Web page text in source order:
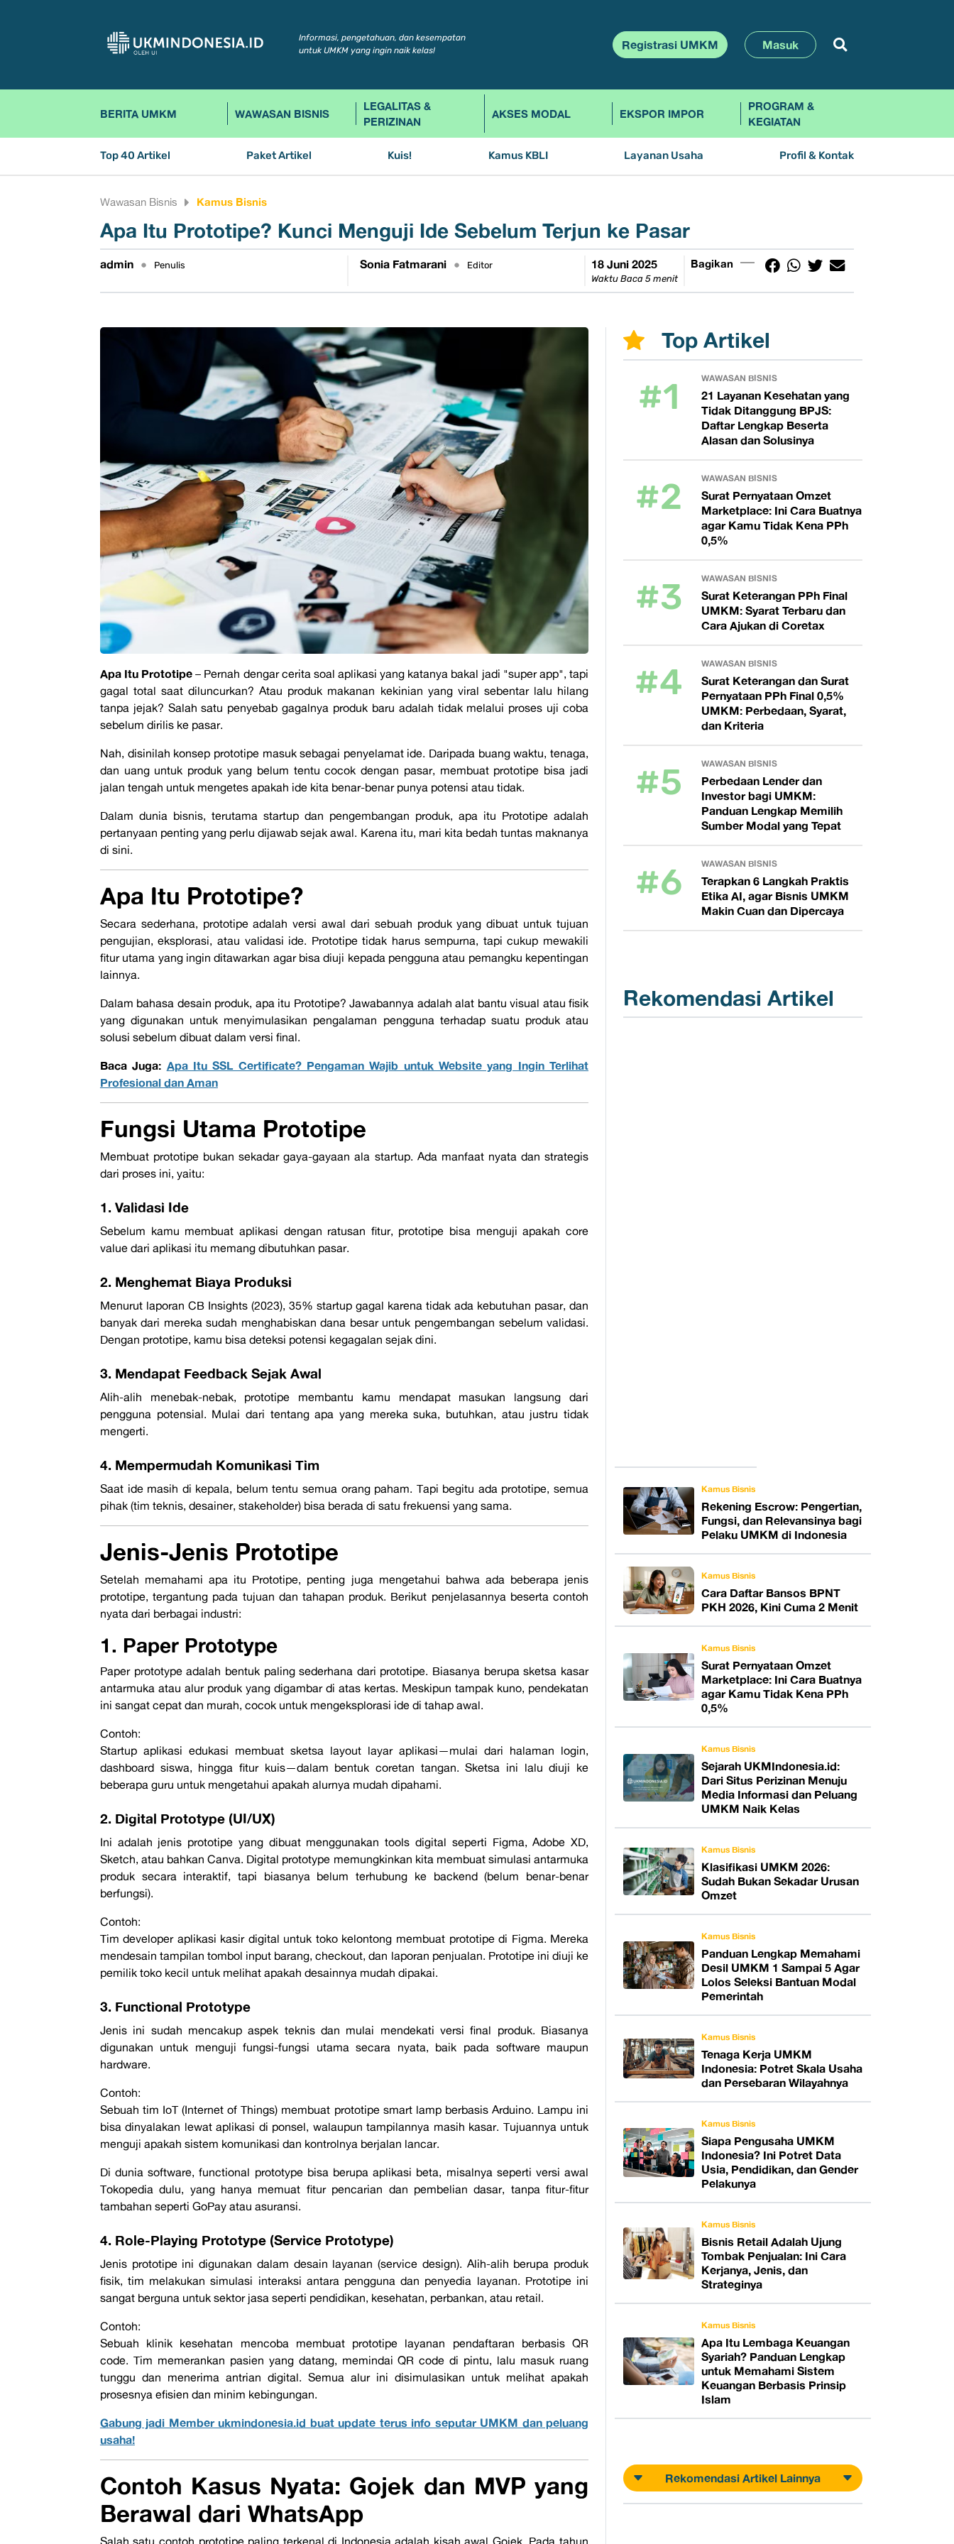
Informasi, pengetahuan, dan kesempatan
untuk UMKM yang ingin naik kelas!
Registrasi UMKM Masuk
BERITA UMKM WAWASAN BISNIS
LEGALITAS &
PERIZINAN
AKSES MODAL EKSPOR IMPOR
PROGRAM &
KEGIATAN
Top 40 Artikel Paket Artikel Kuis! Kamus KBLI Layanan Usaha Profil & Kontak
Wawasan Bisnis Kamus Bisnis
Apa Itu Prototipe? Kunci Menguji Ide Sebelum Terjun ke Pasar
admin • Penulis Sonia Fatmarani • Editor
18 Juni 2025
Waktu Baca 5 menit
Bagikan
Apa Itu Prototipe – Pernah dengar cerita soal aplikasi yang katanya bakal jadi "super app", tapi
gagal total saat diluncurkan? Atau produk makanan kekinian yang viral sebentar lalu hilang
tanpa jejak? Salah satu penyebab gagalnya produk baru adalah tidak melalui proses uji coba
sebelum dirilis ke pasar.
Nah, disinilah konsep prototipemasuk sebagai penyelamat ide. Daripada buang waktu, tenaga,
dan uang untuk produk yang belum tentu cocok dengan pasar, membuat prototipe bisa jadi
jalan tengah untuk mengetes apakah ide kita benar-benar punya potensi atau tidak.
Dalam dunia bisnis, terutama startup dan pengembangan produk,apa itu Prototipe adalah
pertanyaan penting yang perlu dijawab sejak awal. Karena itu, mari kita bedah tuntas maknanya
di sini.
Apa Itu Prototipe?
Secara sederhana, prototipeadalah versi awal dari sebuah produk yang dibuat untuk tujuan
pengujian, eksplorasi, atau validasi ide. Prototipe tidak harus sempurna, tapi cukup mewakili
fitur utama yang ingin ditawarkan agar bisa diuji kepada pengguna atau pemangku kepentingan
lainnya.
Dalam bahasa desain produk, apa itu Prototipe? Jawabannya adalahalat bantu visual atau fisik
yang digunakan untuk menyimulasikan pengalaman pengguna terhadap suatu produk atau
solusi sebelum dibuat dalam versi final.
Baca Juga: Apa Itu SSL Certificate? Pengaman Wajib untuk Website yang Ingin Terlihat
Profesional dan Aman
Fungsi Utama Prototipe
Membuat prototipe bukan sekadar gaya-gayaan ala startup. Ada manfaat nyata dan strategis
dari proses ini, yaitu:
1. Validasi Ide
Sebelum kamu membuat aplikasi dengan ratusan fitur, prototipe bisa menguji apakah core
value dari aplikasi itu memang dibutuhkan pasar.
2. Menghemat Biaya Produksi
Menurut laporan CB Insights(2023), 35% startup gagal karena tidak ada kebutuhan pasar, dan
banyak dari mereka sudah menghabiskan dana besar untuk pengembangan sebelum validasi.
Dengan prototipe, kamu bisa deteksi potensi kegagalan sejak dini.
3. Mendapat Feedback Sejak Awal
Alih-alih menebak-nebak, prototipe membantu kamu mendapat masukan langsung dari
pengguna potensial. Mulai dari tentang apa yang mereka suka, butuhkan, atau justru tidak
mengerti.
4. Mempermudah Komunikasi Tim
Saat ide masih di kepala, belum tentu semua orang paham. Tapi begitu ada prototipe, semua
pihak (tim teknis, desainer, stakeholder) bisa berada di satu frekuensi yang sama.
Jenis-Jenis Prototipe
Setelah memahamiapa itu Prototipe, penting juga mengetahui bahwa ada beberapa jenis
prototipe, tergantung pada tujuan dan tahapan produk. Berikut penjelasannya beserta contoh
nyata dari berbagai industri:
1. Paper Prototype
Paper prototypeadalah bentuk paling sederhana dari prototipe. Biasanya berupa sketsa kasar
antarmuka atau alur produk yang digambar di atas kertas. Meskipun tampak kuno, pendekatan
ini sangat cepat dan murah, cocok untuk mengeksplorasi ide di tahap awal.
Contoh:
Startup aplikasi edukasi membuat sketsa layout layar aplikasi—mulai dari halaman login,
dashboard siswa, hingga fitur kuis—dalam bentuk coretan tangan. Sketsa ini lalu diuji ke
beberapa guru untuk mengetahui apakah alurnya mudah dipahami.
2. Digital Prototype (UI/UX)
Ini adalah jenis prototipe yang dibuat menggunakan tools digital seperti Figma, Adobe XD,
Sketch, atau bahkanCanva. Digital prototype memungkinkan kita membuat simulasi antarmuka
produk secara interaktif, tapi biasanya belum terhubung ke backend (belum benar-benar
berfungsi).
Contoh:
Timdeveloper aplikasi kasir digital untuk toko kelontong membuat prototipe di Figma. Mereka
mendesain tampilan tombol input barang,checkout, dan laporan penjualan. Prototipe ini diuji ke
pemilik toko kecil untuk melihat apakah desainnya mudah dipakai.
3. Functional Prototype
Jenis ini sudah mencakup aspek teknis dan mulai mendekati versi final produk. Biasanya
digunakan untuk menguji fungsi-fungsi utama secara nyata, baik pada software maupun
hardware.
Contoh:
Sebuah tim IoT (Internet of Things) membuat prototipe smart lamp berbasis Arduino. Lampu ini
bisa dinyalakan lewat aplikasi di ponsel, walaupun tampilannya masih kasar. Tujuannya untuk
menguji apakah sistem komunikasi dan kontrolnya berjalan lancar.
Di duniasoftware,functional prototypebisa berupa aplikasi beta, misalnya seperti versi awal
Tokopedia dulu, yang hanya memuat fitur pencarian dan pembelian dasar, tanpa fitur-fitur
tambahan seperti GoPay atau asuransi.
4. Role-Playing Prototype (Service Prototype)
Jenis prototipe ini digunakan dalam desain layanan (service design). Alih-alih berupa produk
fisik, tim melakukan simulasi interaksi antara pengguna dan penyedia layanan. Prototipe ini
sangat berguna untuk sektor jasa seperti pendidikan, kesehatan, perbankan, atau retail.
Contoh:
Sebuah klinik kesehatan mencoba membuat prototipe layanan pendaftaran berbasisQR
code. Tim memerankan pasien yang datang, memindai QR code di pintu, lalu masuk ruang
tunggu dan menerima antrian digital. Semua alur ini disimulasikan untuk melihat apakah
prosesnya efisien dan minim kebingungan.
Gabung jadi Member ukmindonesia.id buat update terus info seputar UMKM dan peluang
usaha!
Contoh Kasus Nyata: Gojek dan MVPyang
Berawal dari WhatsApp
Salah satu contoh prototipe paling terkenal di Indonesia adalah kisah awal Gojek. Pada tahun
Top Artikel
#1 WAWASAN BISNIS
21 Layanan Kesehatan yang
Tidak Ditanggung BPJS:
Daftar Lengkap Beserta
Alasan dan Solusinya
#2 WAWASAN BISNIS
Surat Pernyataan Omzet
Marketplace: Ini Cara Buatnya
agar Kamu Tidak Kena PPh
0,5%
#3 WAWASAN BISNIS
Surat Keterangan PPh Final
UMKM: Syarat Terbaru dan
Cara Ajukan di Coretax
#4 WAWASAN BISNIS
Surat Keterangan dan Surat
Pernyataan PPh Final 0,5%
UMKM: Perbedaan, Syarat,
dan Kriteria
#5 WAWASAN BISNIS
Perbedaan Lender dan
Investor bagi UMKM:
Panduan Lengkap Memilih
Sumber Modal yang Tepat
#6 WAWASAN BISNIS
Terapkan 6 Langkah Praktis
Etika AI, agar Bisnis UMKM
Makin Cuan dan Dipercaya
Rekomendasi Artikel
Kamus Bisnis
Rekening Escrow: Pengertian,
Fungsi, dan Relevansinya bagi
Pelaku UMKM di Indonesia
Kamus Bisnis
Cara Daftar Bansos BPNT
PKH 2026, Kini Cuma 2 Menit
Kamus Bisnis
Surat Pernyataan Omzet
Marketplace: Ini Cara Buatnya
agar Kamu Tidak Kena PPh
0,5%
Kamus Bisnis
Sejarah UKMIndonesia.id:
Dari Situs Perizinan Menuju
Media Informasi dan Peluang
UMKM Naik Kelas
Kamus Bisnis
Klasifikasi UMKM 2026:
Sudah Bukan Sekadar Urusan
Omzet
Kamus Bisnis
Panduan Lengkap Memahami
Desil UMKM 1 Sampai 5 Agar
Lolos Seleksi Bantuan Modal
Pemerintah
Kamus Bisnis
Tenaga Kerja UMKM
Indonesia: Potret Skala Usaha
dan Persebaran Wilayahnya
Kamus Bisnis
Siapa Pengusaha UMKM
Indonesia? Ini Potret Data
Usia, Pendidikan, dan Gender
Pelakunya
Kamus Bisnis
Bisnis Retail Adalah Ujung
Tombak Penjualan: Ini Cara
Kerjanya, Jenis, dan
Strateginya
Kamus Bisnis
Apa Itu Lembaga Keuangan
Syariah? Panduan Lengkap
untuk Memahami Sistem
Keuangan Berbasis Prinsip
Islam
Rekomendasi Artikel Lainnya